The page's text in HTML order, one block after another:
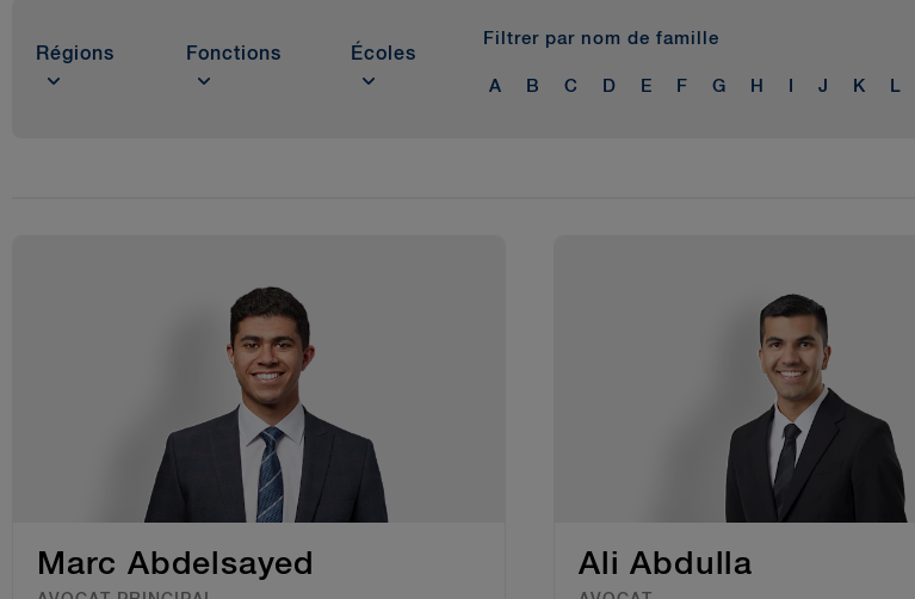
Régions Fonctions Écoles
Filtrer par nom de famille
A B C D E F G H J K L
Marc Abdelsayed Ali Abdulla